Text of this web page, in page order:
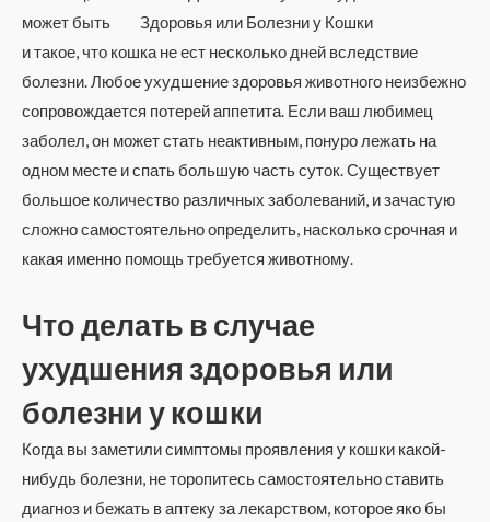
может быть
и такое, что кошка не ест несколько дней вследствие
болезни. Любое ухудшение здоровья животного неизбежно
сопровождается потерей аппетита. Если ваш любимец
заболел, он может стать неактивным, понуро лежать на
одном месте и спать большую часть суток. Существует
большое количество различных заболеваний, и зачастую
сложно самостоятельно определить, насколько срочная и
какая именно помощь требуется животному.
Что делать в случае
ухудшения здоровья или
болезни у кошки
Когда вы заметили симптомы проявления у кошки какой-
нибудь болезни, не торопитесь самостоятельно ставить
диагноз и бежать в аптеку за лекарством, которое яко бы